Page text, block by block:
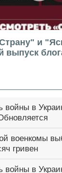
и
выпуск
войны в
военкомы
гривен
войны в